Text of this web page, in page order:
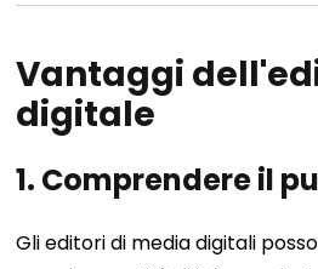
Vantaggi
digitale
1. Comprendere il
Gli editori di media digitali